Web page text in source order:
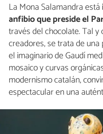
La Mona Salamandra está
anfibio que preside el
través del chocolate. Tal
creadores, se trata de
el imaginario de Gaudí
mosaico y curvas
modernismo catalán,
espectacular en una